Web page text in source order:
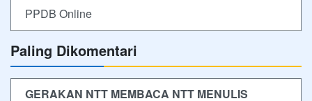
PPDB Online
Paling Dikomentari
GERAKAN NTT MEMBACA NTT MENULIS